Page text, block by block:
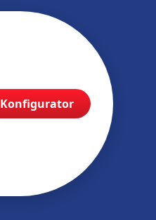
Konfigurator